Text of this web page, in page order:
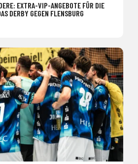
EXTRA-VIP-ANGEBOTE FÜR DIE
DERBY GEGEN FLENSBURG